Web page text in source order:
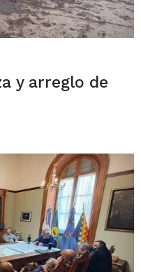
y arreglo de